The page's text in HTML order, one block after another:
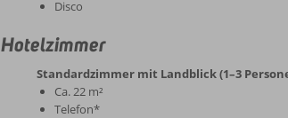
Disco
Hotelzimmer
Standardzimmer mit Landblick (1–3
Ca. 22 m²
Telefon*